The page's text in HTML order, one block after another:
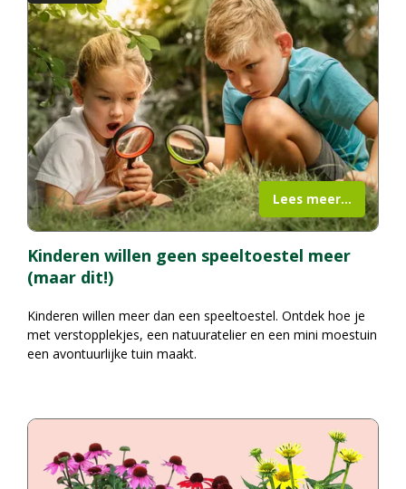
Kinderen willen geen speeltoestel meer
(maar dit!)
Kinderen willen meer dan een speeltoestel. Ontdek hoe je
met verstopplekjes, een natuuratelier en een mini moestuin
een avontuurlijke tuin maakt.
Lees meer...